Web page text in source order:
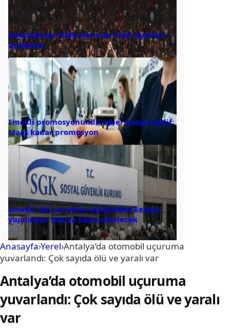
Galatasaray Villarreal maç bilet fiyatları
açıklandı
Emekli promosyonunda ezber bozan teklif:
Maaş kadar promosyon
Emekli, dul ve yetim aylığından kesinti
yapılanlar SGK’ya başvurabilecek
Anasayfa›Yerel›Antalya’da otomobil uçuruma
yuvarlandı: Çok sayıda ölü ve yaralı var
Antalya’da otomobil uçuruma
yuvarlandı: Çok sayıda ölü ve yaralı
var